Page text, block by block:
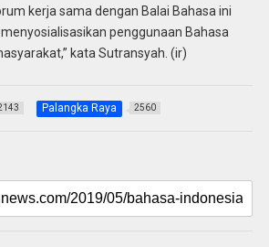
kerja sama dengan Balai Bahasa ini
penggunaan Bahasa
kata Sutransyah. (ir)
Palangka Raya 2560